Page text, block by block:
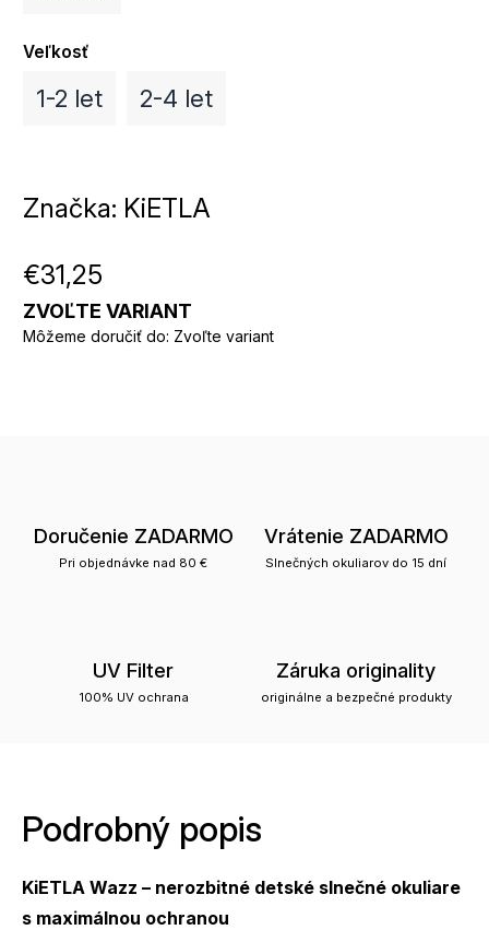
Veľkosť
1-2 let 2-4 let
Značka: KiETLA
€31,25
ZVOĽTE VARIANT
Môžeme doručiť do: Zvoľte variant
Doručenie ZADARMO
Pri objednávke nad 80 €
Vrátenie ZADARMO
Slnečných okuliarov do 15 dní
UV Filter
100% UV ochrana
Záruka originality
originálne a bezpečné produkty
Podrobný popis
KiETLA Wazz – nerozbitné detské slnečné okuliare
s maximálnou ochranou